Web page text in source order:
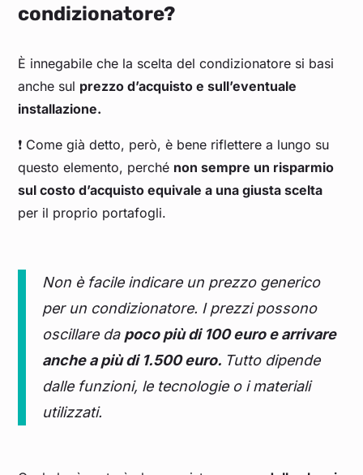
condizionatore?
È innegabile che la scelta del condizionatore si basi
anche sul prezzo d’acquisto e sull’eventuale
installazione.
❗ Come già detto, però, è bene riflettere a lungo su
questo elemento, perché non sempre un risparmio
sul costo d’acquisto equivale a una giusta scelta
per il proprio portafogli.
Non è facile indicare un prezzo generico
per un condizionatore. I prezzi possono
oscillare da poco più di 100 euro e arrivare
anche a più di 1.500 euro. Tutto dipende
dalle funzioni, le tecnologie o i materiali
utilizzati.